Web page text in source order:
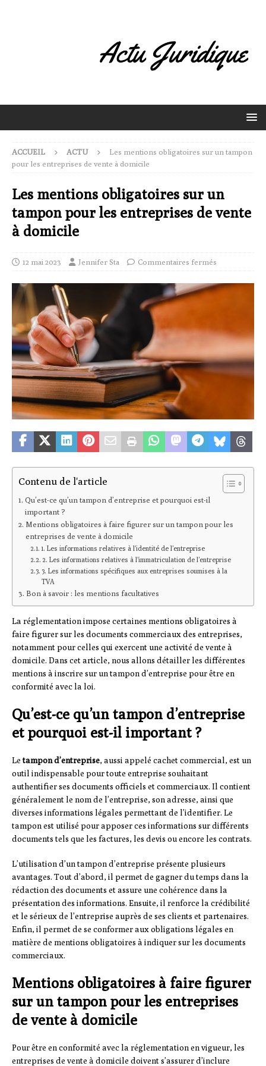
ACCUEIL ACTU
Les mentions obligatoires sur un tampon
pour les entreprises de vente à domicile
Les mentions obligatoires sur un
tampon pour les entreprises de vente
à domicile
12 mai 2023 Jennifer Sta Commentaires fermés
Contenu de l'article
Qu’est-ce qu’un tampon d’entreprise et pourquoi est-il
important ?
Mentions obligatoires à faire figurer sur un tampon pour les
entreprises de vente à domicile
1. Les informations relatives à l’identité de l’entreprise
2. Les informations relatives à l’immatriculation de l’entreprise
3. Les informations spécifiques aux entreprises soumises à la
TVA
Bon à savoir : les mentions facultatives
La réglementation impose certaines mentions obligatoires à
faire figurer sur les documents commerciaux des entreprises,
notamment pour celles qui exercent une activité de vente à
domicile. Dans cet article, nous allons détailler les différentes
mentions à inscrire sur un tampon d’entreprise pour être en
conformité avec la loi.
Qu’est-ce qu’un tampon d’entreprise
et pourquoi est-il important ?
Letampon d’entreprise, aussi appelé cachet commercial, est un
outil indispensable pour toute entreprise souhaitant
authentifier ses documents officiels et commerciaux. Il contient
généralement le nom de l’entreprise, son adresse, ainsi que
diverses informations légales permettant de l’identifier. Le
tampon est utilisé pour apposer ces informations sur différents
documents tels que les factures, les devis ou encore les contrats.
L’utilisation d’un tampon d’entreprise présente plusieurs
avantages. Tout d’abord, il permet de gagner du temps dans la
rédaction des documents et assure une cohérence dans la
présentation des informations. Ensuite, il renforce la crédibilité
et le sérieux de l’entreprise auprès de ses clients et partenaires.
Enfin, il permet de se conformer aux obligations légales en
matière de mentions obligatoires à indiquer sur les documents
commerciaux.
Mentions obligatoires à faire figurer
sur un tampon pour les entreprises
de vente à domicile
Pour être en conformité avec la réglementation en vigueur, les
entreprises de vente à domicile doivent s’assurer d’inclure